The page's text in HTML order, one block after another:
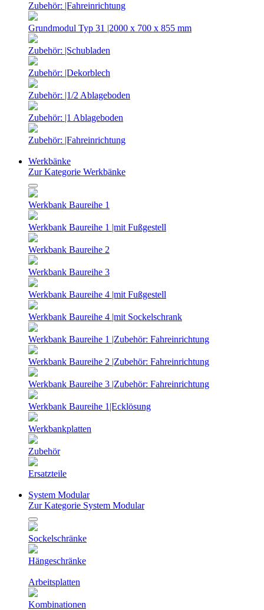
Zubehör: |Fahreinrichtung
Grundmodul Typ 31 |2000 x 700 x 855 mm
Zubehör: |Schubladen
Zubehör: |Dekorblech
Zubehör: |1/2 Ablageboden
Zubehör: |1 Ablageboden
Zubehör: |Fahreinrichtung
Werkbänke
Zur Kategorie Werkbänke
Werkbank Baureihe 1
Werkbank Baureihe 1 |mit Fußgestell
Werkbank Baureihe 2
Werkbank Baureihe 3
Werkbank Baureihe 4 |mit Fußgestell
Werkbank Baureihe 4 |mit Sockelschrank
Werkbank Baureihe 1 |Zubehör: Fahreinrichtung
Werkbank Baureihe 2 |Zubehör: Fahreinrichtung
Werkbank Baureihe 3 |Zubehör: Fahreinrichtung
Werkbank Baureihe 1|Ecklösung
Werkbankplatten
Zubehör
Ersatzteile
System Modular
Zur Kategorie System Modular
Sockelschränke
Hängeschränke
Arbeitsplatten
Kombinationen